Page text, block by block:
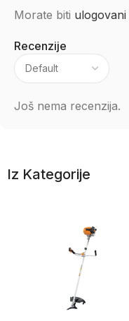
Recenzije
Još nema recenzija.
Morate biti ulogovani
Iz Kategorije